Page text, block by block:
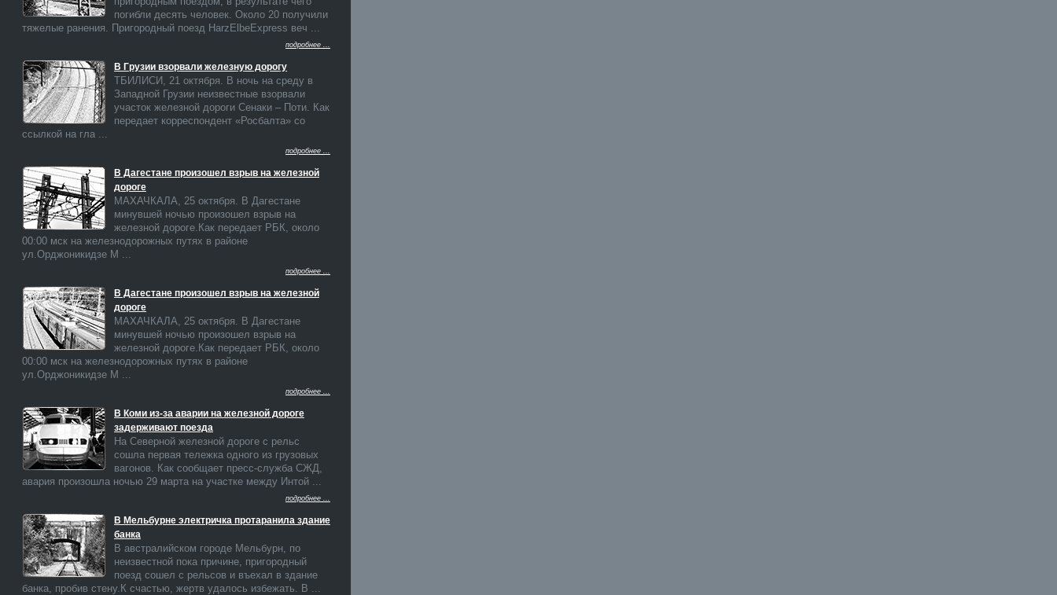
погибли десять человек. Около 20 получили
тяжелые ранения. Пригородный поезд HarzElbeExpress веч ...
подробнее ...
В Грузии взорвали железную дорогу
ТБИЛИСИ, 21 октября. В ночь на среду в
Западной Грузии неизвестные взорвали
участок железной дороги Сенаки – Поти. Как
передает корреспондент «Росбалта» со
ссылкой на гла ...
подробнее ...
В Дагестане произошел взрыв на железной
дороге
МАХАЧКАЛА, 25 октября. В Дагестане
минувшей ночью произошел взрыв на
железной дороге.Как передает РБК, около
00:00 мск на железнодорожных путях в районе
ул.Орджоникидзе М ...
подробнее ...
В Дагестане произошел взрыв на железной
дороге
МАХАЧКАЛА, 25 октября. В Дагестане
минувшей ночью произошел взрыв на
железной дороге.Как передает РБК, около
00:00 мск на железнодорожных путях в районе
ул.Орджоникидзе М ...
подробнее ...
В Коми из-за аварии на железной дороге
задерживают поезда
На Северной железной дороге с рельс
сошла первая тележка одного из грузовых
вагонов. Как сообщает пресс-служба СЖД,
авария произошла ночью 29 марта на участке между Интой ...
подробнее ...
В Мельбурне электричка протаранила здание
банка
В австралийском городе Мельбурн, по
неизвестной пока причине, пригородный
поезд сошел с рельсов и въехал в здание
банка, пробив стену.К счастью, жертв удалось избежать. В ...